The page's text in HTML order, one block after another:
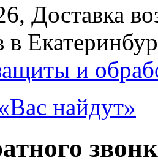
Доставка
в
и
найдут»